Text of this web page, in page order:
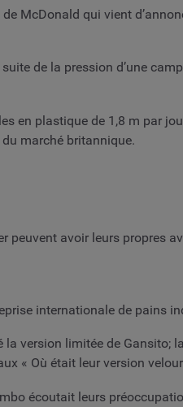
McDonald qui vient
de la pression d’une
en plastique de 1,8 m par
marché britannique.
peuvent avoir leurs propres
internationale de pains
version limitée de Gansito;
« Où était leur version
écoutait leurs